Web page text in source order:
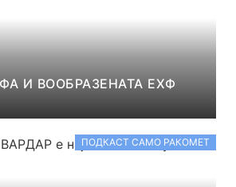
И ВООБРАЗЕНАТА ЕХФ
ПОДКАСТ САМО РАКОМЕТ